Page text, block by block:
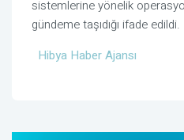
sistemlerine yönelik
gündeme taşıdığı ifade edildi.
Hibya Haber Ajansı